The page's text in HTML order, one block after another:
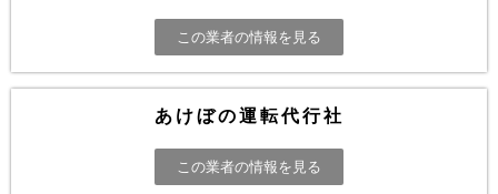
この業者の情報を見る
あけぼの運転代行社
この業者の情報を見る